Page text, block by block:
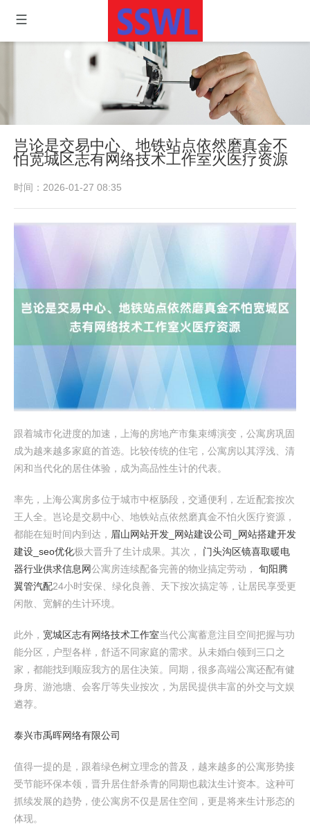
岂论是交易中心、地铁站点依然磨真金不
怕宽城区志有网络技术工作室火医疗资源
时间：2026-01-27 08:35
跟着城市化进度的加速，上海的房地产市集束缚演变，公寓房巩固
成为越来越多家庭的首选。比较传统的住宅，公寓房以其浮浅、清
闲和当代化的居住体验，成为高品性生计的代表。
率先，上海公寓房多位于城市中枢肠段，交通便利，左近配套按次
王人全。岂论是交易中心、地铁站点依然磨真金不怕火医疗资源，
都能在短时间内到达， 眉山网站开发_网站建设公司_网站搭建开发
建设_seo优化极大晋升了生计成果。其次， 门头沟区镜喜取暖电
器行业供求信息网公寓房连续配备完善的物业搞定劳动， 旬阳腾
翼管汽配24小时安保、绿化良善、天下按次搞定等，让居民享受更
闲散、宽解的生计环境。
此外， 宽城区志有网络技术工作室当代公寓蓄意注目空间把握与功
能分区，户型各样，舒适不同家庭的需求。从未婚白领到三口之
家，都能找到顺应我方的居住决策。同期，很多高端公寓还配有健
身房、游池塘、会客厅等失业按次，为居民提供丰富的外交与文娱
遴荐。
泰兴市禹晖网络有限公司
值得一提的是，跟着绿色树立理念的普及，越来越多的公寓形势接
受节能环保本领，晋升居住舒杀青的同期也裁汰生计资本。这种可
抓续发展的趋势，使公寓房不仅是居住空间，更是将来生计形态的
体现。